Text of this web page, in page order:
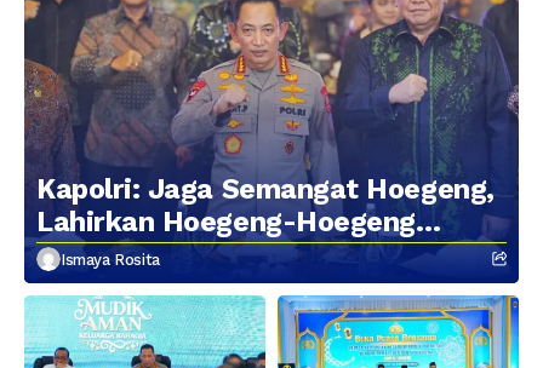
Kapolri: Jaga Semangat Hoegeng,
Lahirkan Hoegeng-Hoegeng
Berikutnya
Ismaya Rosita